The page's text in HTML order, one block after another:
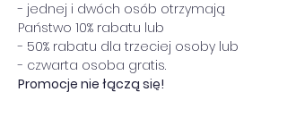
- jednej i dwóch osób otrzymają
Państwo 10% rabatu lub
- 50% rabatu dla trzeciej osoby lub
- czwarta osoba gratis.
Promocje nie łączą się!